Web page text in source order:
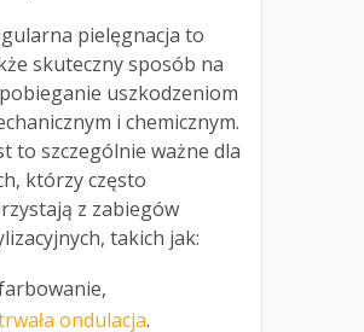
pielęgnacja to
skuteczny sposób na
uszkodzeniom
i chemicznym.
to szczególnie ważne dla
którzy często
z zabiegów
takich jak:
ondulacja.